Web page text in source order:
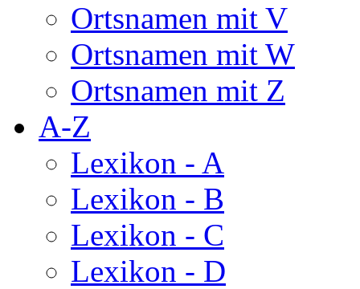
Ortsnamen mit V
Ortsnamen mit W
Ortsnamen mit Z
A-Z
Lexikon - A
Lexikon - B
Lexikon - C
Lexikon - D